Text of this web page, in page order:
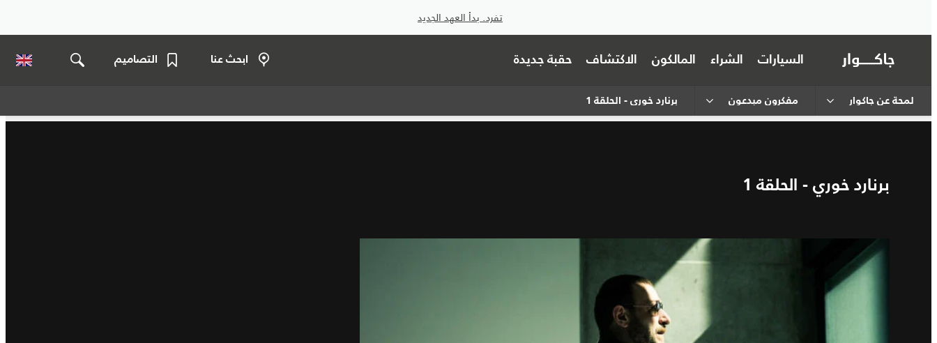
تفرد. بدأ العهد الجديد
السيارات الشراء المالكون الاكتشاف حقبة جديدة ابحث عنا التصاميم
لمحة عن جاكوار مفكرون مبدعون برنارد خوري - الحلقة 1
برنارد خوري - الحلقة 1